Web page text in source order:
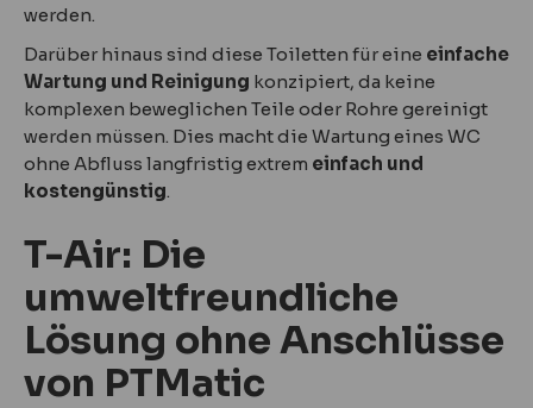
werden.
Darüber hinaus sind diese Toiletten für eine einfache
Wartung und Reinigung konzipiert, da keine
komplexen beweglichen Teile oder Rohre gereinigt
werden müssen. Dies macht die Wartung eines WC
ohne Abfluss langfristig extrem einfach und
kostengünstig.
T-Air: Die
umweltfreundliche
Lösung ohne Anschlüsse
von PTMatic